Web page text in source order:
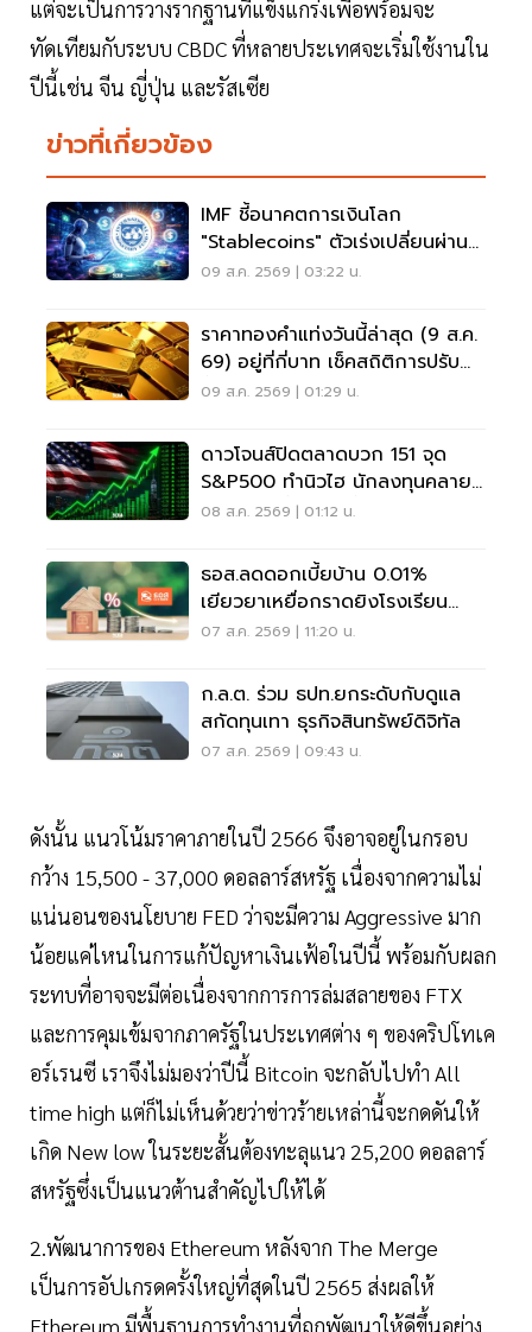
แต่จะเป็นการวางรากฐานที่แข็งแกร่งเพื่อพร้อมจะ
ทัดเทียมกับระบบ CBDC ที่หลายประเทศจะเริ่มใช้งานใน
ปีนี้เช่น จีน ญี่ปุ่น และรัสเซีย
ข่าวที่เกี่ยวข้อง
IMF ชี้อนาคตการเงินโลก
"Stablecoins" ตัวเร่งเปลี่ยนผ่าน
ระบบชำระเงิน
09 ส.ค. 2569 | 03:22 น.
ราคาทองคำแท่งวันนี้ล่าสุด (9 ส.ค.
69) อยู่ที่กี่บาท เช็คสถิติการปรับ
ขึ้น-ลง
09 ส.ค. 2569 | 01:29 น.
ดาวโจนส์ปิดตลาดบวก 151 จุด
S&P500 ทำนิวไฮ นักลงทุนคลาย
กังวลเฟดขึ้นดอกเบี้ย
08 ส.ค. 2569 | 01:12 น.
ธอส.ลดดอกเบี้ยบ้าน 0.01%
เยียวยาเหยื่อกราดยิงโรงเรียน
จ.นนทบุรี
07 ส.ค. 2569 | 11:20 น.
ก.ล.ต. ร่วม ธปท.ยกระดับกับดูแล
สกัดทุนเทา ธุรกิจสินทรัพย์ดิจิทัล
07 ส.ค. 2569 | 09:43 น.
ดังนั้น แนวโน้มราคาภายในปี 2566 จึงอาจอยู่ในกรอบ
กว้าง 15,500 - 37,000 ดอลลาร์สหรัฐ เนื่องจากความไม่
แน่นอนของนโยบาย FED ว่าจะมีความ Aggressive มาก
น้อยแค่ไหนในการแก้ปัญหาเงินเฟ้อในปีนี้ พร้อมกับผลก
ระทบที่อาจจะมีต่อเนื่องจากการการล่มสลายของ FTX
และการคุมเข้มจากภาครัฐในประเทศต่าง ๆ ของคริปโทเค
อร์เรนซี เราจึงไม่มองว่าปีนี้ Bitcoin จะกลับไปทำ All
time high แต่ก็ไม่เห็นด้วยว่าข่าวร้ายเหล่านี้จะกดดันให้
เกิด New low ในระยะสั้นต้องทะลุแนว 25,200 ดอลลาร์
สหรัฐซึ่งเป็นแนวต้านสำคัญไปให้ได้
2.พัฒนาการของ Ethereum หลังจาก The Merge
เป็นการอัปเกรดครั้งใหญ่ที่สุดในปี 2565 ส่งผลให้
Ethereum มีพื้นฐานการทำงานที่ถูกพัฒนาให้ดีขึ้นอย่าง